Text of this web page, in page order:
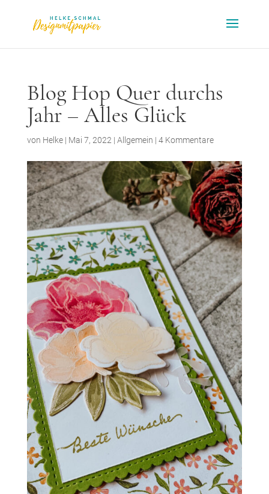
Blog Hop Quer durchs
Jahr – Alles Glück
von Helke| Mai 7, 2022 | Allgemein | 4 Kommentare